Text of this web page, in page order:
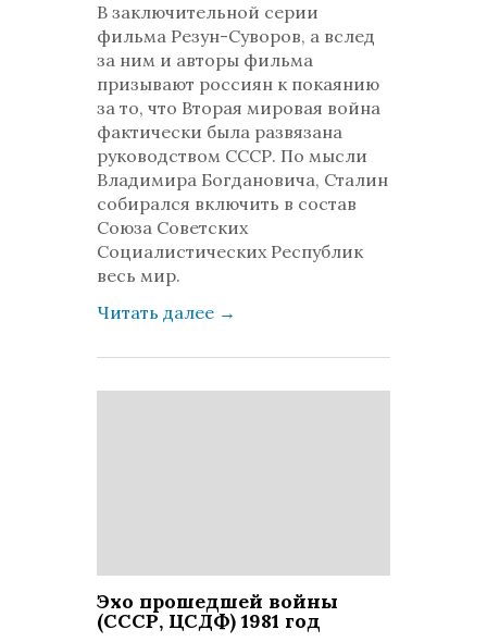
В заключительной серии
фильма Резун-Суворов, а вслед
за ним и авторы фильма
призывают россиян к покаянию
за то, что Вторая мировая война
фактически была развязана
руководством СССР. По мысли
Владимира Богдановича, Сталин
собирался включить в состав
Союза Советских
Социалистических Республик
весь мир.
Читать далее →
Эхо прошедшей войны
(СССР, ЦСДФ) 1981 год